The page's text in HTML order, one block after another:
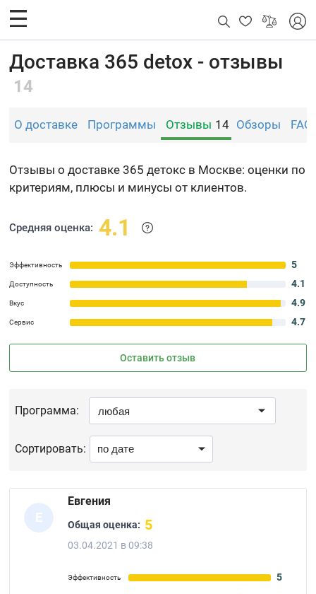
Доставка 365 detox - отзывы
14
О доставке Программы Отзывы 14 Обзоры FAQ
Отзывы о доставке 365 детокс в Москве: оценки по
критериям, плюсы и минусы от клиентов.
Средняя оценка: 4.1
Эффективность 5
Доступность 4.1
Вкус 4.9
Сервис 4.7
Оставить отзыв
Программа:
Сортировать:
Е
Евгения
Общая оценка: 5
03.04.2021 в 09:38
Эффективность 5